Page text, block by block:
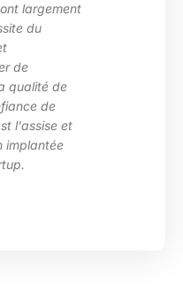
largement
du
de
de
et